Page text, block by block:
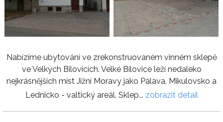
Nabízíme ubytování ve zrekonstruovaném vinném sklepě
ve Velkých Bílovicích. Velké Bílovice leží nedaleko
nejkrásnějších míst Jižní Moravy jako Pálava, Mikulovsko a
Lednicko - valtický areál. Sklep... zobrazit detail